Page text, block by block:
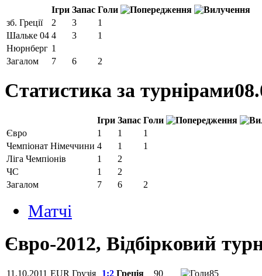
Ігри Запас Голи
зб. Греції
2 3
1
Шальке 04 4 3
1
Нюрнберг 1
Загалом
7 6 2
Статистика за турнірами
Ігри Запас Голи
Євро
1 1
1
Чемпіонат Німеччини 4 1
1
Ліга Чемпіонів
1
2
ЧС
1
2
Загалом
7 6 2
Матчi
Євро-2012, Відбірковий
11.10.2011 EUR Грузія 1:2 Греція 90 85